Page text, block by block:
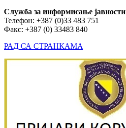
Служба за информисање јавности
Телефон: +387 (0)33 483 751
Факс: +387 (0) 33483 840
РАД СА СТРАНКАМА